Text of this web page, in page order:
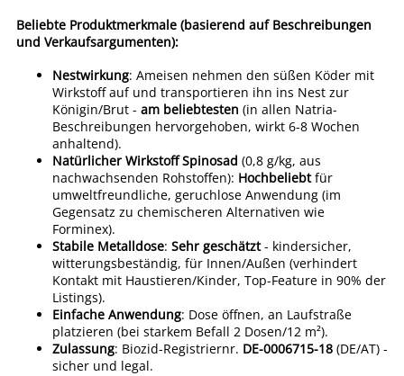
Beliebte Produktmerkmale (basierend auf Beschreibungen
und Verkaufsargumenten):
Nestwirkung: Ameisen nehmen den süßen Köder mit
Wirkstoff auf und transportieren ihn ins Nest zur
Königin/Brut - am beliebtesten (in allen Natria-
Beschreibungen hervorgehoben, wirkt 6-8 Wochen
anhaltend).
Natürlicher Wirkstoff Spinosad (0,8 g/kg, aus
nachwachsenden Rohstoffen): Hochbeliebtfür
umweltfreundliche, geruchlose Anwendung (im
Gegensatz zu chemischeren Alternativen wie
Forminex).
Stabile Metalldose: Sehr geschätzt- kindersicher,
witterungsbeständig, für Innen/Außen (verhindert
Kontakt mit Haustieren/Kinder, Top-Feature in 90% der
Listings).
Einfache Anwendung: Dose öffnen, an Laufstraße
platzieren (bei starkem Befall 2 Dosen/12 m²).
Zulassung: Biozid-Registriernr. DE-0006715-18 (DE/AT) -
sicher und legal.